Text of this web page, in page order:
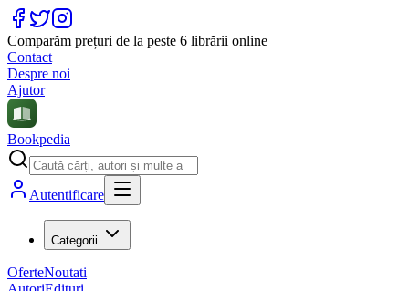
Comparăm prețuri de la peste 6 librării online
Contact
Despre noi
Ajutor
Bookpedia
Autentificare
Categorii
OferteNoutati